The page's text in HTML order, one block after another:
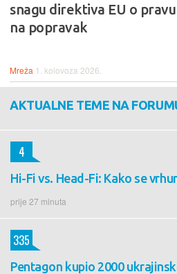
snagu direktiva EU o pravu
na popravak
Mreža 1. kolovoza 2026.
AKTUALNE TEME NA
Hi-Fi vs. Head-Fi: Kako se
prije 27 minuta
4
Pentagon kupio 2000
335